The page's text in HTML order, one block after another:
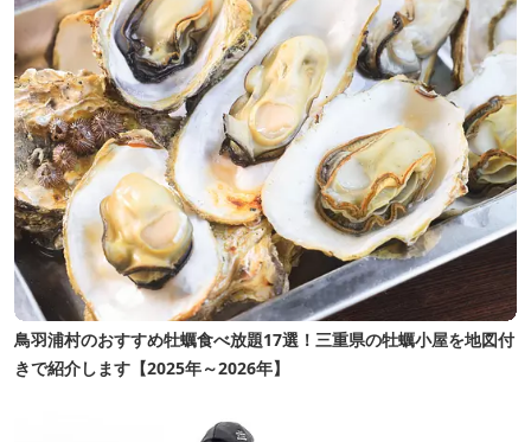
鳥羽浦村のおすすめ牡蠣食べ放題17選！三重県の牡蠣小屋を地図付
きで紹介します【2025年～2026年】